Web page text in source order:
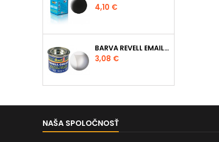
Cena
4,10 €
BARVA REVELL EMAILOVÁ - 32102: MATNÁ ČIRÁ (CLEAR MAT)
Cena
3,08 €
NAŠA SPOLOČNOSŤ